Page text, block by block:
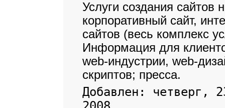
Услуги создания сайтов
корпоративный сайт,
сайтов (весь комплекс
Информация для
web-индустрии, web-
скриптов; пресса.
Добавлен: четверг,